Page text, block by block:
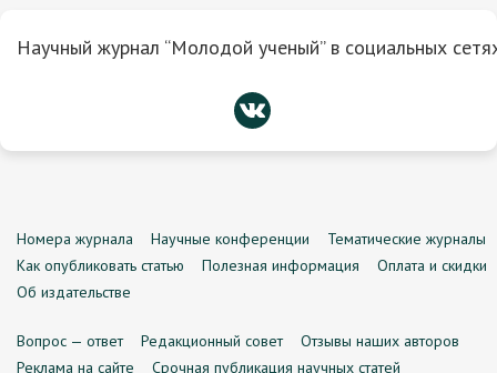
Научный журнал “Молодой ученый” в социальных
Номера журнала Научные конференции
Тематические журналы
Как опубликовать статью
Полезная информация
Оплата и скидки
Об издательстве
Вопрос — ответ Редакционный совет
Отзывы наших авторов
Реклама на сайте
Срочная публикация научных статей